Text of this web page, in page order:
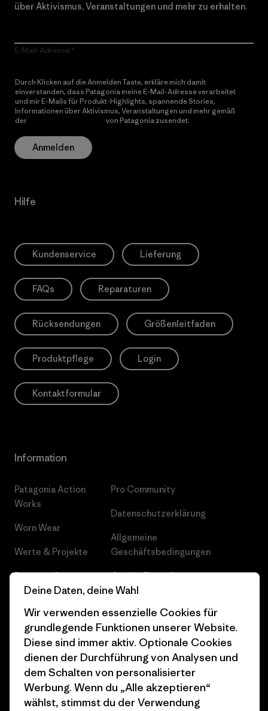
über Aktivismus, Veranstaltungen und mehr zu erhalten.
E-Mail-Adresse
Durch Klicken auf die Anmelden Taste, erkläre mich damit
einverstanden, dass Patagonia meine E-Mail-Adresse verarbeitet
und mir E-Mails für Produkt-Highlights, spannende Stories,
Informationen über Aktivismus, Veranstaltungen und mehr gemäß
der
von Patagonia zusendet.
Anmelden
Hilfe
Kundenservice Lieferung
FAQs Reparaturen
Rücksendungen Größenleitfaden
Produktpflege Login
Kontaktformular
Information
Patagonia Action
Works
Worn Wear
Werte & Projekte
Progress Report
Business Unusual
Klimaziele
1% For The Planet
Wie wir finanzieren
Geschenkgutscheine
Pro Community
Datenschutzerklärung
Allgemeine
Geschäftsbedingungen
Cookie Einstellungen
Pressekontakt
Industry program
Affiliate-Programm
Patagonia Schweiz
Deine Daten, deine Wahl
Wir verwenden essenzielle Cookies für
grundlegende Funktionen unserer Website.
Diese sind immer aktiv. Optionale Cookies
dienen der Durchführung von Analysen und
dem Schalten von personalisierter
Werbung. Wenn du „Alle akzeptieren“
wählst, stimmst du der Verwendung